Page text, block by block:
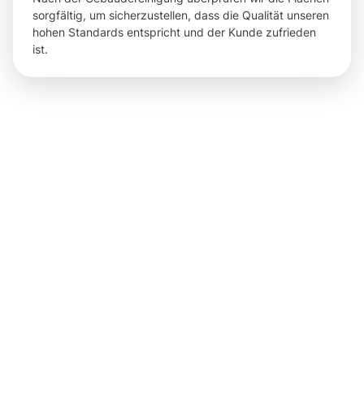
sorgfältig, um sicherzustellen, dass die Qualität unseren
hohen Standards entspricht und der Kunde zufrieden
ist.